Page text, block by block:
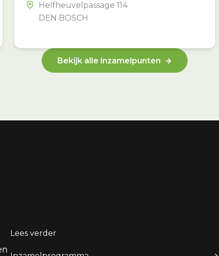
Helfheuvelpassage 114
DEN BOSCH
Bekijk alle inzamelpunten
Lees verder